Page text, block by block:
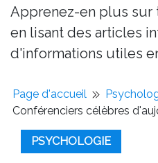
Apprenez-en plus sur
en lisant des articles
d'informations utiles
Page d'accueil
Conférenciers célèbres
PSYCHOLOGIE